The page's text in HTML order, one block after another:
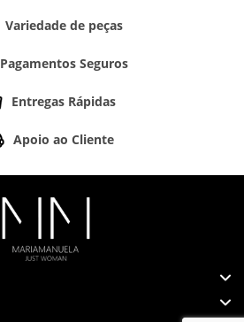
Variedade de peças
Pagamentos Seguros
Entregas Rápidas
Apoio ao Cliente